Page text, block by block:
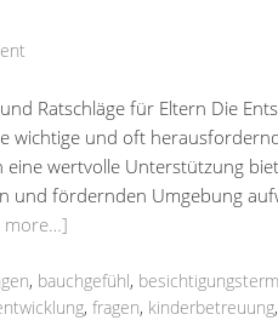
Ratschläge für Eltern Die
wichtige und oft
eine wertvolle Unterstützung
und fördernden Umgebung
more…]
, bauchgefühl,
, fragen, kinderbetreuung,